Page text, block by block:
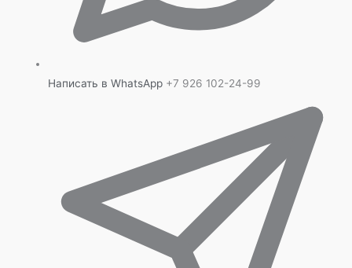
Написать в WhatsApp +7 926 102-24-99